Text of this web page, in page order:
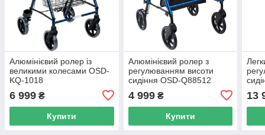
Алюмінієвий ролер із
великими колесами OSD-
KQ-1018
6 999 ₴
Купити
Алюмінієвий ролер з
регулюванням висоти
сидіння OSD-Q88512
4 999₴
Купити
13